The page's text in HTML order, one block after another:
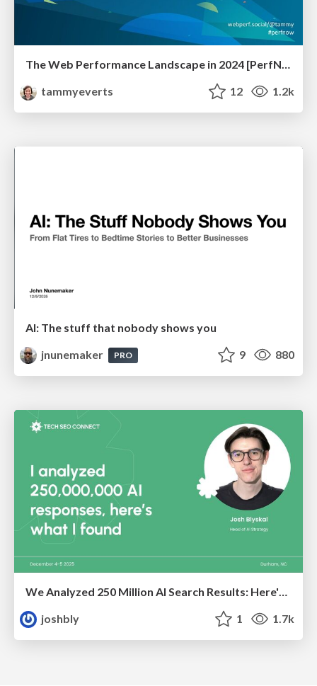
The Web Performance Landscape in 2024 [PerfNow 2024]
tammyeverts
12 1.2k
AI: The stuff that nobody shows you
jnunemaker
PRO 9 880
joshbly
1 1.7k